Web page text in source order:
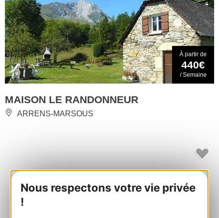
Nous respectons votre vie privée
!
À partir de
440€
/ Semaine
MAISON LE RANDONNEUR
ARRENS-MARSOUS